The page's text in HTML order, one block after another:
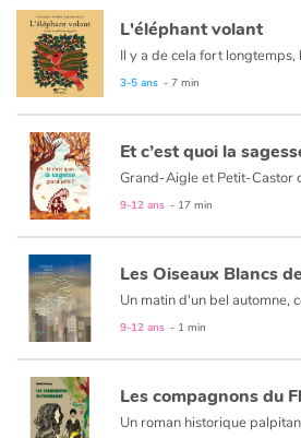
L'éléphant volant
3-5 ans - 7 min
Et c’est quoi la
9-12 ans - 17 min
Les Oiseaux Blancs
9-12 ans - 1 min
Les compagnons du
Un roman historique